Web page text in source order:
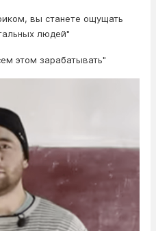
вы станете ощущать
людей"
этом зарабатывать"